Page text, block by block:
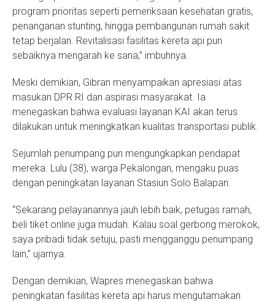
program prioritas seperti pemeriksaan kesehatan gratis,
penanganan stunting, hingga pembangunan rumah sakit
tetap berjalan. Revitalisasi fasilitas kereta api pun
sebaiknya mengarah ke sana,” imbuhnya.
Meski demikian, Gibran menyampaikan apresiasi atas
masukan DPR RI dan aspirasi masyarakat. Ia
menegaskan bahwa evaluasi layanan KAI akan terus
dilakukan untuk meningkatkan kualitas transportasi publik.
Sejumlah penumpang pun mengungkapkan pendapat
mereka. Lulu (38), warga Pekalongan, mengaku puas
dengan peningkatan layanan Stasiun Solo Balapan.
“Sekarang pelayanannya jauh lebih baik, petugas ramah,
beli tiket online juga mudah. Kalau soal gerbong merokok,
saya pribadi tidak setuju, pasti mengganggu penumpang
lain,” ujarnya.
Dengan demikian, Wapres menegaskan bahwa
peningkatan fasilitas kereta api harus mengutamakan